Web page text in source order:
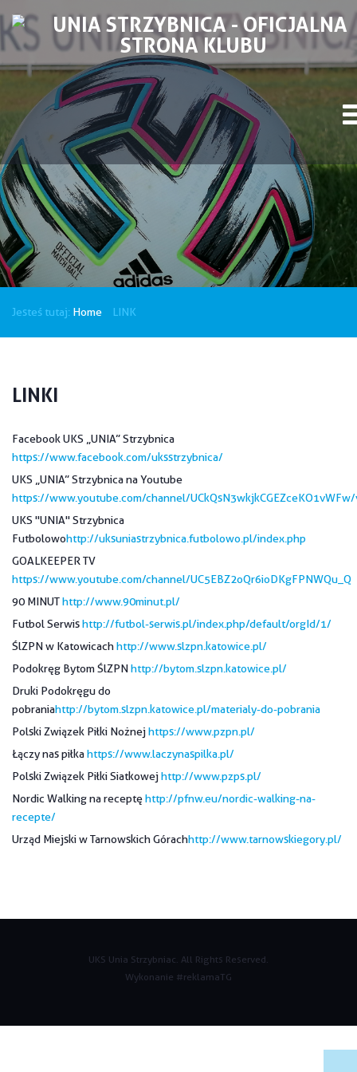
Jesteś tutaj: Home LINK
LINKI
Facebook UKS „UNIA” Strzybnica
https://www.facebook.com/uksstrzybnica/
UKS „UNIA” Strzybnica na Youtube
https://www.youtube.com/channel/
UKS "UNIA" Strzybnica
Futbolowohttp://uksuniastrzybnica.futbolowo.pl/index.php
GOALKEEPER TV
https://www.youtube.com/channel/UC5EBZ2oQr6ioDKgFPNWQu_Q
90 MINUThttp://www.90minut.pl/
Futbol Serwishttp://futbol-serwis.pl/index.php/default/orgId/1/
ŚlZPN w Katowicachhttp://www.slzpn.katowice.pl/
Podokręg Bytom ŚlZPNhttp://bytom.slzpn.katowice.pl/
Druki Podokręgu do
pobraniahttp://bytom.slzpn.katowice.pl/materialy-do-pobrania
Polski Związek Piłki Nożnejhttps://www.pzpn.pl/
Łączy nas piłkahttps://www.laczynaspilka.pl/
Polski Związek Piłki Siatkowejhttp://www.pzps.pl/
Nordic Walking na receptęhttp://pfnw.eu/nordic-walking-na-
recepte/
Urząd Miejski w Tarnowskich Górachhttp://www.tarnowskiegory.pl/
UKS Unia Strzybniac. All Rights Reserved.
Wykonanie #reklamaTG